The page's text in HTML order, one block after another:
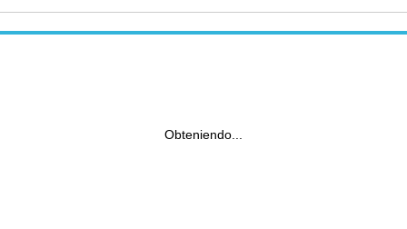
Obteniendo...